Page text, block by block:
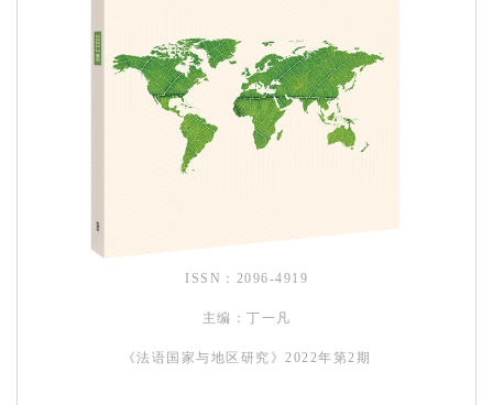
ISSN：2096-4919
主编：丁一凡
《法语国家与地区研究》2022年第2期